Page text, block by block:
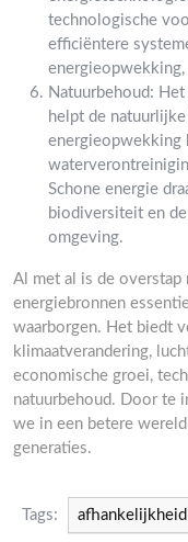
technologische
efficiëntere
Natuurbehoud:
helpt de
energieopwekking
Schone energie
biodiversiteit en
omgeving.
Al met al is de overstap
energiebronnen
waarborgen. Het biedt
klimaatverandering,
economische groei,
natuurbehoud. Door te
we in een betere
generaties.
Tags: